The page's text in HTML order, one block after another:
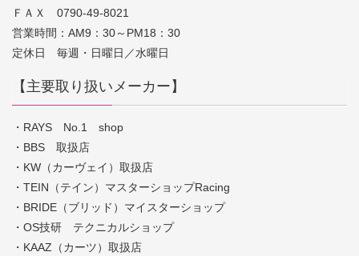
ＦＡＸ 0790-49-8021
営業時間：AM9：30～PM18：30
定休日 毎週・日曜日／水曜日
【主要取り扱いメーカー】
・RAYS No.1 shop
・BBS 取扱店
・KW（カーヴェイ）取扱店
・TEIN（テイン）マスターショップRacing
・BRIDE（ブリッド）マイスターショップ
・OS技研 テクニカルショップ
・KAAZ（カーツ）取扱店